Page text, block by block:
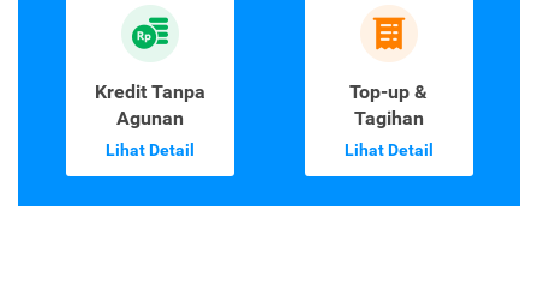
Kredit Tanpa
Agunan
Lihat Detail
Top-up &
Tagihan
Lihat Detail